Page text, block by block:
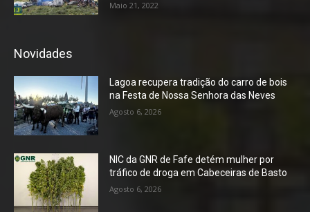
Maio 21, 2022
Novidades
Lagoa recupera tradição do carro de bois
na Festa de Nossa Senhora das Neves
Agosto 6, 2026
NIC da GNR de Fafe detém mulher por
tráfico de droga em Cabeceiras de Basto
Agosto 6, 2026